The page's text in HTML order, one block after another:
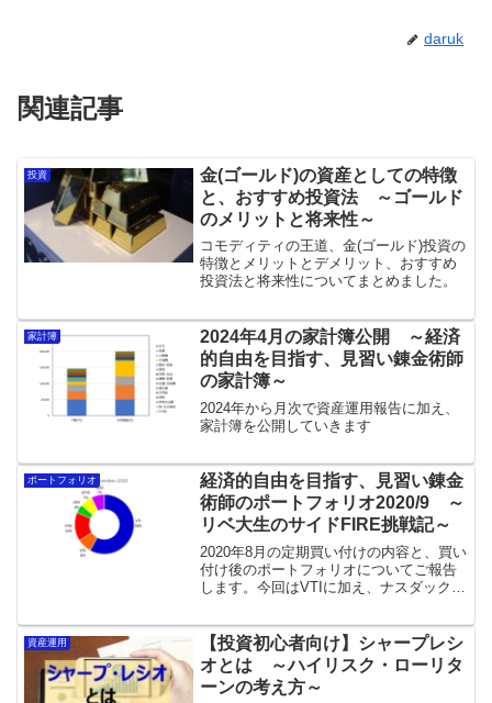
daruk
関連記事
投資
金(ゴールド)の資産としての特徴
と、おすすめ投資法 ～ゴールド
のメリットと将来性～
コモディティの王道、金(ゴールド)投資の
特徴とメリットとデメリット、おすすめ
投資法と将来性についてまとめました。
家計簿
2024年4月の家計簿公開 ～経済
的自由を目指す、見習い錬金術師
の家計簿～
2024年から月次で資産運用報告に加え、
家計簿を公開していきます
ポートフォリオ
経済的自由を目指す、見習い錬金
術師のポートフォリオ2020/9 ～
リベ大生のサイドFIRE挑戦記～
2020年8月の定期買い付けの内容と、買い
付け後のポートフォリオについてご報告
します。今回はVTIに加え、ナスダック指
した。また、プラチナ投資も開始してい
ます。
資産運用
【投資初心者向け】シャープレシ
オとは ～ハイリスク・ローリタ
ーンの考え方～